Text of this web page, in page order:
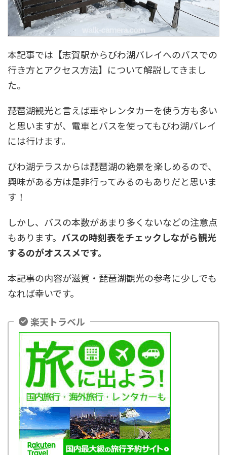
本記事では【志賀駅からびわ湖バレイへのバスでの
行き方とアクセス方法】について解説してきまし
た。
琵琶湖観光と言えば車やレンタカーを使う方も多い
と思いますが、電車とバスを使ってもびわ湖バレイ
には行けます。
びわ湖テラスからは琵琶湖の絶景を楽しめるので、
興味がある方は是非行ってみるのもありだと思いま
す！
しかし、バスの本数があまり多くないなどの注意点
もあります。 バスの時刻表をチェックしながら観光
するのがオススメです。
本記事の内容が滋賀・琵琶湖観光の参考に少しでも
なれば幸いです。
楽天トラベル